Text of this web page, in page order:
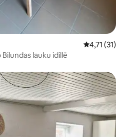
Vidējais
4,71 (31)
lauku idillē